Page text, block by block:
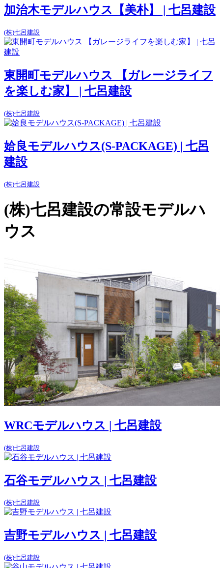
加治木モデルハウス【美朴】 | 七呂建設
(株)七呂建設
東開町モデルハウス 【ガレージライフ
を楽しむ家】 | 七呂建設
(株)七呂建設
姶良モデルハウス(S-PACKAGE) | 七呂
建設
(株)七呂建設
(株)七呂建設の常設モデルハ
ウス
WRCモデルハウス | 七呂建設
(株)七呂建設
石谷モデルハウス | 七呂建設
(株)七呂建設
吉野モデルハウス | 七呂建設
(株)七呂建設